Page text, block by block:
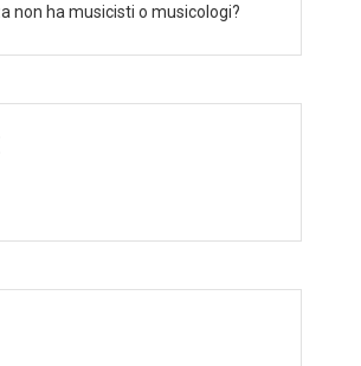
non ha musicisti o musicologi?